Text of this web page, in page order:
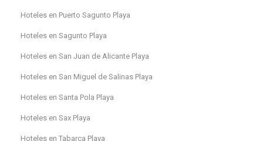
Hoteles en Puerto Sagunto Playa
Hoteles en Sagunto Playa
Hoteles en San Juan de Alicante Playa
Hoteles en San Miguel de Salinas Playa
Hoteles en Santa Pola Playa
Hoteles en Sax Playa
Hoteles en Tabarca Playa